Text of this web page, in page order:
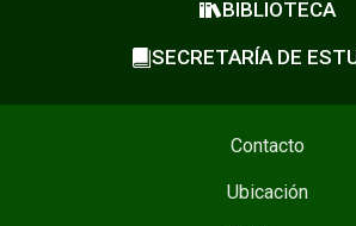
BIBLIOTECA
SECRETARÍA DE
Contacto
Ubicación